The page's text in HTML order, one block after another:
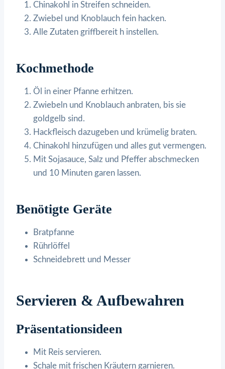
Chinakohl in Streifen schneiden.
Zwiebel und Knoblauch fein hacken.
Alle Zutaten griffbereit h instellen.
Kochmethode
Öl in einer Pfanne erhitzen.
Zwiebeln und Knoblauch anbraten, bis sie
goldgelb sind.
Hackfleisch dazugeben und krümelig braten.
Chinakohl hinzufügen und alles gut vermengen.
Mit Sojasauce, Salz und Pfeffer abschmecken
und 10 Minuten garen lassen.
Benötigte Geräte
Bratpfanne
Rührlöffel
Schneidebrett und Messer
Servieren & Aufbewahren
Präsentationsideen
Mit Reis servieren.
Schale mit frischen Kräutern garnieren.